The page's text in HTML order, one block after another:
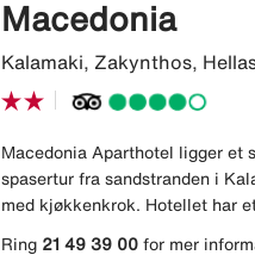
Macedonia
Kalamaki, Zakynthos,
Macedonia Aparthotel ligger et
spasertur fra sandstranden i
med kjøkkenkrok. Hotellet har
Ring 21 49 39 00for mer